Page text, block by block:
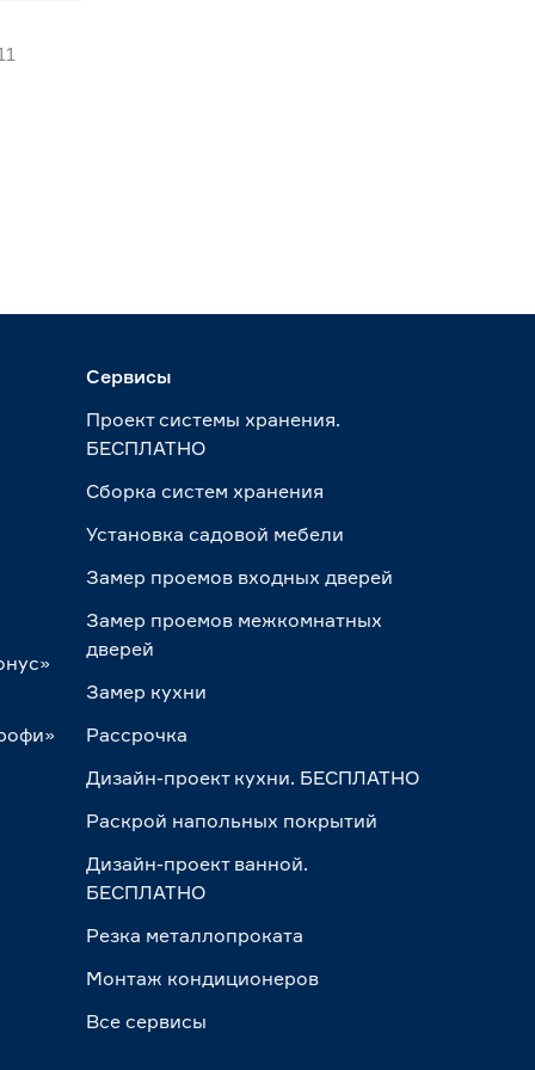
Сервисы
Проект системы хранения.
БЕСПЛАТНО
Сборка систем хранения
Установка садовой мебели
Замер проемов входных дверей
Замер проемов межкомнатных
дверей
Замер кухни
Рассрочка
Дизайн-проект кухни. БЕСПЛАТНО
Раскрой напольных покрытий
Дизайн-проект ванной.
БЕСПЛАТНО
Резка металлопроката
Монтаж кондиционеров
Все сервисы